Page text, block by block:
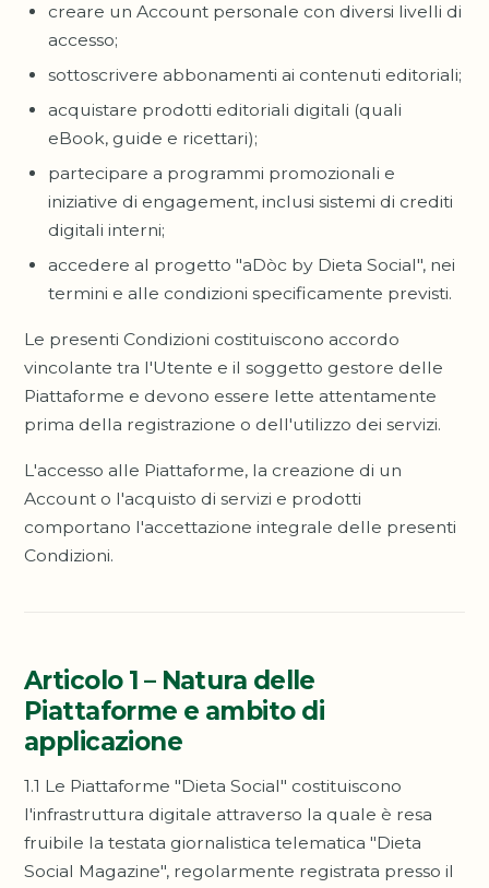
creare un Account personale con diversi livelli di
accesso;
sottoscrivere abbonamenti ai contenuti editoriali;
acquistare prodotti editoriali digitali (quali
eBook, guide e ricettari);
partecipare a programmi promozionali e
iniziative di engagement, inclusi sistemi di crediti
digitali interni;
accedere al progetto "aDòc by Dieta Social", nei
termini e alle condizioni specificamente previsti.
Le presenti Condizioni costituiscono accordo
vincolante tra l'Utente e il soggetto gestore delle
Piattaforme e devono essere lette attentamente
prima della registrazione o dell'utilizzo dei servizi.
L'accesso alle Piattaforme, la creazione di un
Account o l'acquisto di servizi e prodotti
comportano l'accettazione integrale delle presenti
Condizioni.
Articolo 1 – Natura delle
Piattaforme e ambito di
applicazione
1.1 Le Piattaforme "Dieta Social" costituiscono
l'infrastruttura digitale attraverso la quale è resa
fruibile la testata giornalistica telematica "Dieta
Social Magazine", regolarmente registrata presso il